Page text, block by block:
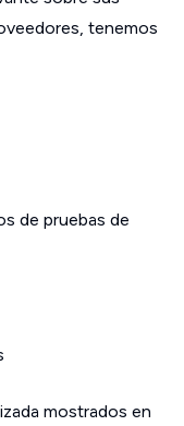
tenemos
de pruebas de
mostrados en